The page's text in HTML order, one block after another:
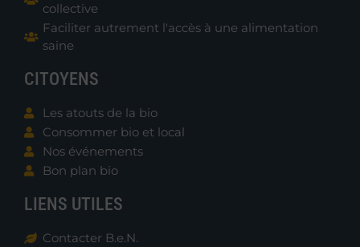
collective
Faciliter autrement l'accès à une alimentation
saine
CITOYENS
Les atouts de la bio
Consommer bio et local
Nos événements
Bon plan bio
LIENS UTILES
Contacter B.e.N.